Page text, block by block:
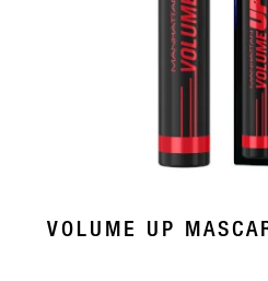
VOLUME UP